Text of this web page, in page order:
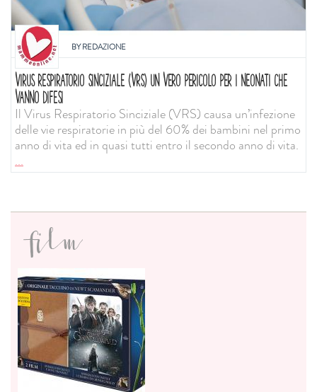
BYREDAZIONE
VIRUS RESPIRATORIO SINCIZIALE (VRS) UN VERO PERICOLO PER I NEONATI CHE
VANNO DIFESI
Il Virus Respiratorio Sinciziale (VRS) causa un’infezione
delle vie respiratorie in più del 60% dei bambini nel primo
anno di vita ed in quasi tutti entro il secondo anno di vita.
...
film